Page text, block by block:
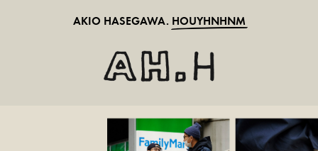
AKIO HASEGAWA. HOUYHNHNM